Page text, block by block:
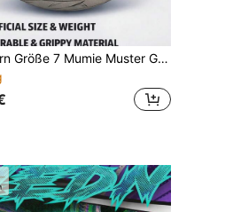
veidoorn Größe 7 Mumie Muster Gummi Basketball für Innen- und Außenbereich, rutschfest und langanhaltend, perfektes Geschenk für Freund oder Freundin